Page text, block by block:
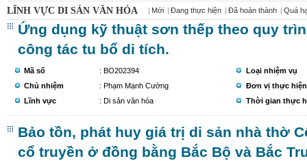
LĨNH VỰC DI SẢN VĂN HÓA Mới Đang thực hiện Đã hoàn thành Quá
Ứng dụng kỹ thuật sơn thếp theo quy
công tác tu bổ di tích.
Mã số
: BO202394
Chủ nhiệm
: Phạm Mạnh Cường
Lĩnh vực
: Di sản văn hóa
Loại nhiệm vụ
Đơn vị thực hiện
Thời gian thực
Bảo tồn, phát huy giá trị di sản nhà thờ
cổ truyền ở đồng bằng Bắc Bộ và Bắc